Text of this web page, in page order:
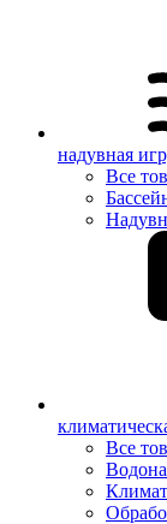
надувная
Все
Все